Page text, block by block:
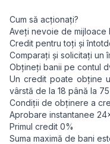
Cum să acționați?
Aveți nevoie de mijloace
Credit pentru toți și
Comparați și solicitați un
Obțineți banii pe contul
Un credit poate obține
vârstă de la 18 până la
Condiții de obținere a
Aprobare instantanee
Primul credit 0%
Suma maximă de bani